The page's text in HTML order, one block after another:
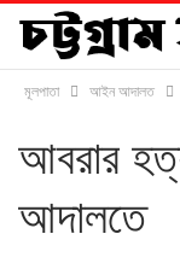
মূলপাতা আইন আদালত
আবরার
আদালতে